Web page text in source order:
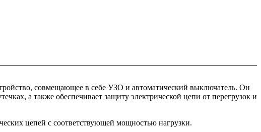
совмещающее в себе УЗО и автоматический выключатель. Он
а также обеспечивает защиту электрической цепи от перегрузок и
цепей с соответствующей мощностью нагрузки.